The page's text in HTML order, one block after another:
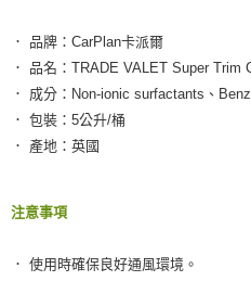
． 品牌：CarPlan卡派爾
． 品名：TRADE VALET Super Trim
． 成分：Non-ionic surfactants、
． 包裝：5公升/桶
． 產地：英國
注意事項
． 使用時確保良好通風環境。